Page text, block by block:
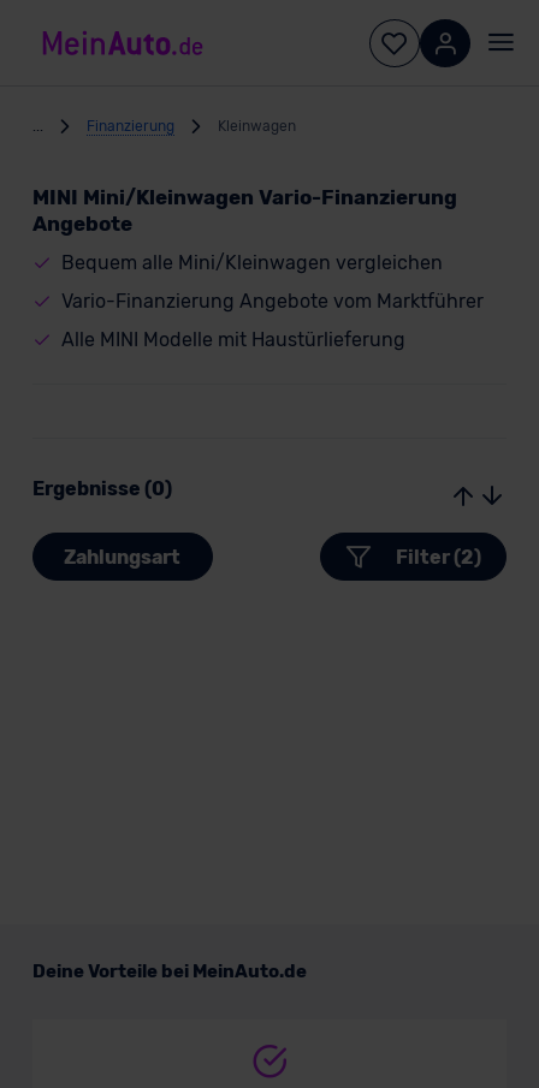
Finanzierung Kleinwagen
MINI Mini/Kleinwagen Vario-Finanzierung
Angebote
Bequem alle Mini/Kleinwagen vergleichen
Vario-Finanzierung Angebote vom Marktführer
Alle MINI Modelle mit Haustürlieferung
Ergebnisse (0)
Zahlungsart Filter (2)
Deine Vorteile bei MeinAuto.de